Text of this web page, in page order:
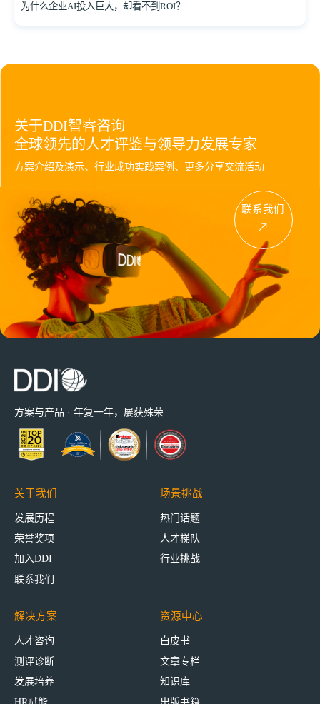
为什么企业AI投入巨大，却看不到ROI？
关于DDI智睿咨询
全球领先的人才评鉴与领导力发展专家
方案介绍及演示、行业成功实践案例、更多分享交流活动
联系我们
方案与产品 · 年复一年，屡获殊荣
关于我们
发展历程
荣誉奖项
加入DDI
联系我们
场景挑战
热门话题
人才梯队
行业挑战
解决方案
人才咨询
测评诊断
发展培养
资源中心
白皮书
文章专栏
知识库